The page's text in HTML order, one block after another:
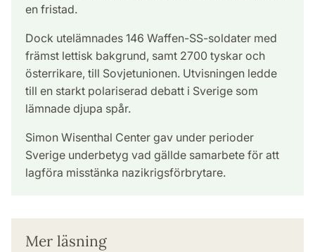
en fristad.
Dock utelämnades 146 Waffen-SS-soldater med
främst lettisk bakgrund, samt 2700 tyskar och
österrikare, till Sovjetunionen. Utvisningen ledde
till en starkt polariserad debatt i Sverige som
lämnade djupa spår.
Simon Wisenthal Center gav under perioder
Sverige underbetyg vad gällde samarbete för att
lagföra misstänka nazikrigsförbrytare.
Mer läsning